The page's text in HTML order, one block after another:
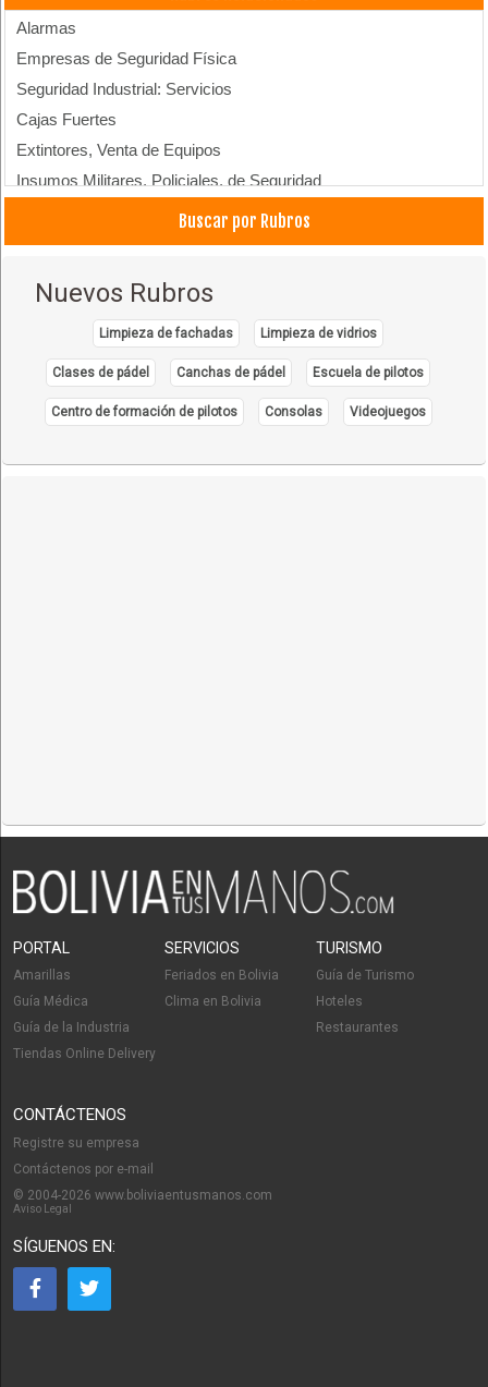
Alarmas
Empresas de Seguridad Física
Seguridad Industrial: Servicios
Cajas Fuertes
Extintores, Venta de Equipos
Insumos Militares, Policiales, de Seguridad
Luces de Emergencia
Sistemas de Seguridad
Buscar por Rubros
Nuevos Rubros
Limpieza de fachadas Limpieza de vidrios
Clases de pádel Canchas de pádel Escuela de pilotos
Centro de formación de pilotos Consolas Videojuegos
PORTAL
Amarillas
Guía Médica
Guía de la Industria
Tiendas Online Delivery
SERVICIOS
Feriados en Bolivia
Clima en Bolivia
TURISMO
Guía de Turismo
Hoteles
Restaurantes
CONTÁCTENOS
Registre su empresa
Contáctenos por e-mail
© 2004-2026 www.boliviaentusmanos.com
Aviso Legal
SÍGUENOS EN: